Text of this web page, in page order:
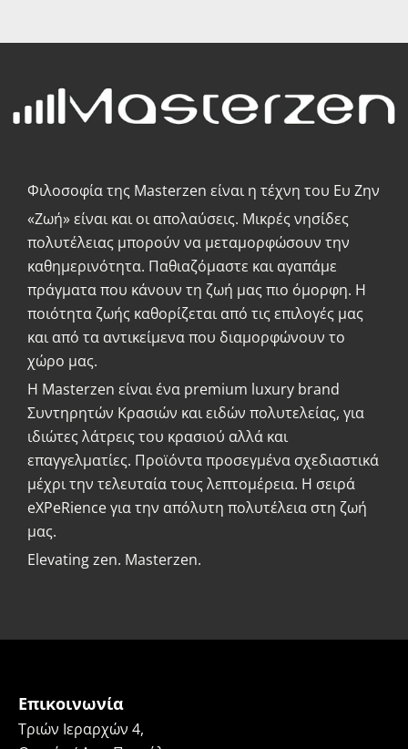
Φιλοσοφία της Masterzen είναι η τέχνη του Ευ Ζην
«Zωή» είναι και οι απολαύσεις. Μικρές νησίδες
πολυτέλειας μπορούν να μεταμορφώσουν την
καθημερινότητα. Παθιαζόμαστε και αγαπάμε
πράγματα που κάνουν τη ζωή μας πιο όμορφη. Η
ποιότητα ζωής καθορίζεται από τις επιλογές μας
και από τα αντικείμενα που διαμορφώνουν το
χώρο μας.
Η Masterzen είναι ένα premium luxury brand
Συντηρητών Κρασιών και ειδών πολυτελείας, για
ιδιώτες λάτρεις του κρασιού αλλά και
επαγγελματίες. Προϊόντα προσεγμένα σχεδιαστικά
μέχρι την τελευταία τους λεπτομέρεια. Η σειρά
eXPeRience για την απόλυτη πολυτέλεια στη ζωή
μας.
Elevating zen. Masterzen.
Επικοινωνία
Τριών Ιεραρχών 4,